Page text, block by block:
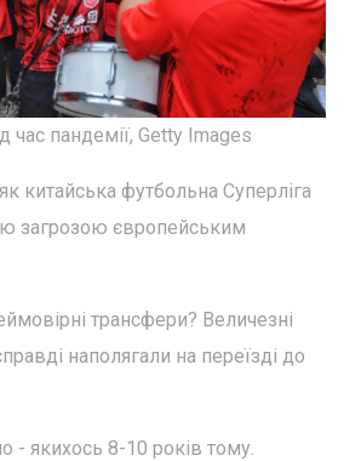
час пандемії, Getty Images
китайська футбольна Суперліга
загрозою європейським
трансфери? Величезні
наполягали на переїзді до
- якихось 8-10 років тому.